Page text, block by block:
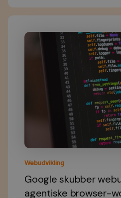
Webudvikling
Google skubber
agentiske browser-